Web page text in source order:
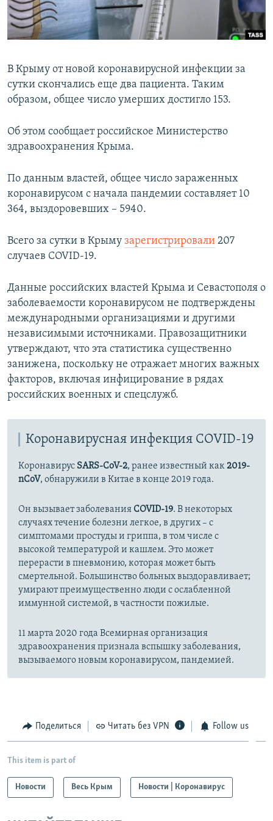
ПОБЕДИТЕЛЕЙ НЕ СУДЯТ?
КРЫМ.НЕПОКОРЕННЫЙ
УКРАИНСКАЯ ПРОБЛЕМА КРЫМА
ПРИСОЕДИНЯЙТЕСЬ!
Все сайты RFE/RL
В Крыму от новой коронавирусной инфекции за
сутки скончались еще два пациента. Таким
образом, общее число умерших достигло 153.
Об этом сообщает российское Министерство
здравоохранения Крыма.
По данным властей, общее число зараженных
коронавирусом с начала пандемии составляет 10
364, выздоровевших – 5940.
Всего за сутки в Крыму зарегистрировали 207
случаев COVID-19.
Данные российских властей Крыма и Севастополя о
заболеваемости коронавирусом не подтверждены
международными организациями и другими
независимыми источниками. Правозащитники
утверждают, что эта статистика существенно
занижена, поскольку не отражает многих важных
факторов, включая инфицирование в рядах
российских военных и спецслужб.
Коронавирусная инфекция COVID-19
Коронавирус SARS-CoV-2, ранее известный как2019-
nCoV, обнаружили в Китае в конце 2019 года.
Он вызывает заболеванияCOVID-19. В некоторых
случаях течение болезни легкое, в других – с
симптомами простуды и гриппа, в том числе с
высокой температурой и кашлем. Это может
перерасти в пневмонию, которая может быть
смертельной. Большинство больных выздоравливает;
умирают преимущественно люди с ослабленной
иммунной системой, в частности пожилые.
11 марта 2020 года Всемирная организация
здравоохранения признала вспышку заболевания,
вызываемого новым коронавирусом, пандемией.
Поделиться Читать без VPN Follow us
This item is part of
Новости Весь Крым Новости | Коронавирус